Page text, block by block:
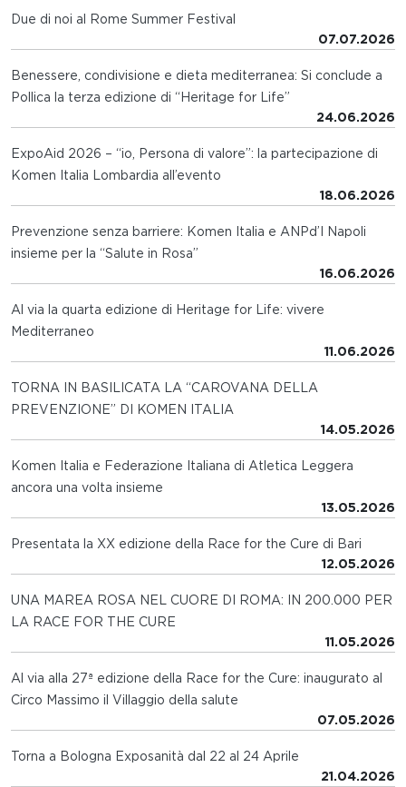
Due di noi al Rome Summer Festival
07.07.2026
Benessere, condivisione e dieta mediterranea: Si conclude a
Pollica la terza edizione di “Heritage for Life”
24.06.2026
ExpoAid 2026 – “io, Persona di valore”: la partecipazione di
Komen Italia Lombardia all’evento
18.06.2026
Prevenzione senza barriere: Komen Italia e ANPd’I Napoli
insieme per la “Salute in Rosa”
16.06.2026
Al via la quarta edizione di Heritage for Life: vivere
Mediterraneo
11.06.2026
TORNA IN BASILICATA LA “CAROVANA DELLA
PREVENZIONE” DI KOMEN ITALIA
14.05.2026
Komen Italia e Federazione Italiana di Atletica Leggera
ancora una volta insieme
13.05.2026
Presentata la XX edizione della Race for the Cure di Bari
12.05.2026
UNA MAREA ROSA NEL CUORE DI ROMA: IN 200.000 PER
LA RACE FOR THE CURE
11.05.2026
Al via alla 27ª edizione della Race for the Cure: inaugurato al
Circo Massimo il Villaggio della salute
07.05.2026
Torna a Bologna Exposanità dal 22 al 24 Aprile
21.04.2026